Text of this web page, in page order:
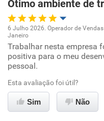
Ótimo ambiente de
Oportunidade de promoção
Ambiente de trabalho
Conciliação com a vida
6 Julho 2026. Operador de
Janeiro
Trabalhar nesta empresa
positiva para o meu
pessoal.
Esta avaliação foi útil?
Sim Não